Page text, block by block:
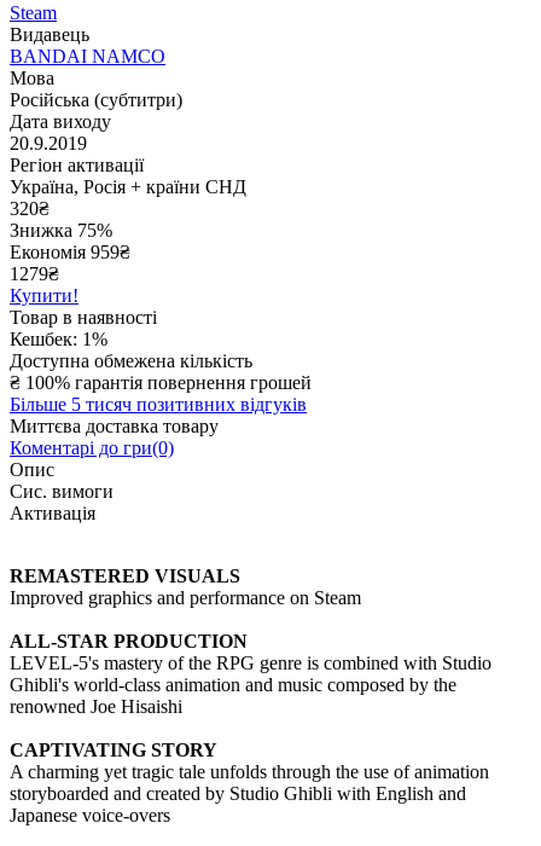
Steam
Видавець
BANDAI NAMCO
Мова
Російська (субтитри)
Дата виходу
20.9.2019
Регіон активації
Україна, Росія + країни СНД
320₴
Знижка 75%
Економія 959₴
1279₴
Купити!
Товар в наявності
Кешбек: 1%
Доступна обмежена кількість
₴ 100% гарантія повернення грошей
Більше 5 тисяч позитивних відгуків
Миттєва доставка товару
Коментарі до гри(0)
Опис
Сис. вимоги
Активація
REMASTERED VISUALS
Improved graphics and performance on Steam
ALL-STAR PRODUCTION
LEVEL-5's mastery of the RPG genre is combined with Studio
Ghibli's world-class animation and music composed by the
renowned Joe Hisaishi
CAPTIVATING STORY
A charming yet tragic tale unfolds through the use of animation
storyboarded and created by Studio Ghibli with English and
Japanese voice-overs